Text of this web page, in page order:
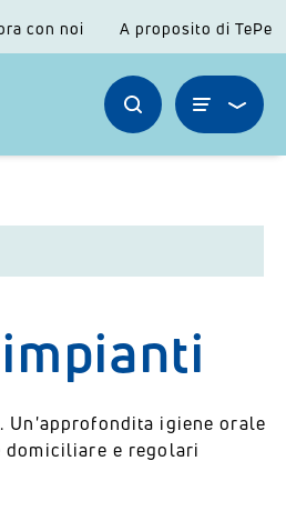
con noi A proposito di TePe
igiene orale
domiciliare e regolari